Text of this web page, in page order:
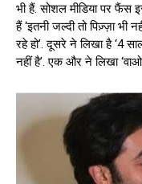
भी हैं. सोशल मीडिया पर फैंस
हैं ‘इतनी जल्दी तो पिज़्ज़ा भी
रहे हो’. दूसरे ने लिखा है ‘4
नहीं है’. एक और ने लिखा